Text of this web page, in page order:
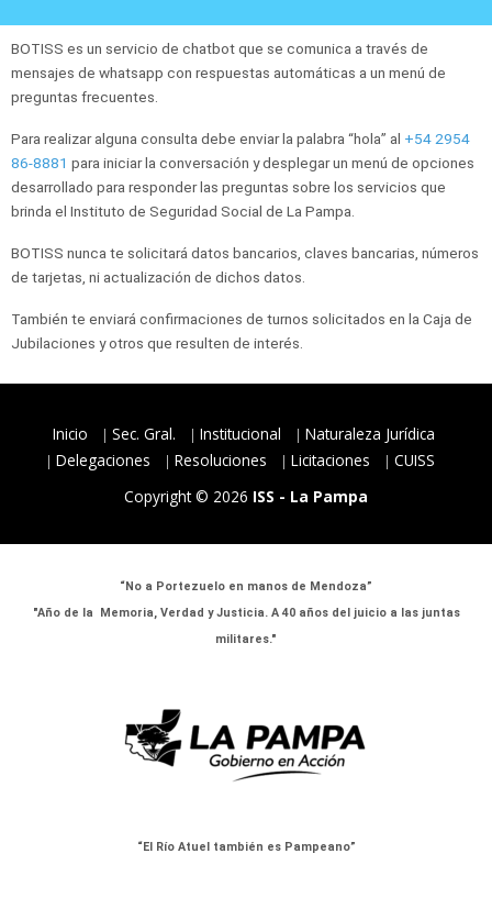
BOTISS es un servicio de chatbot que se comunica a través de
mensajes de whatsapp con respuestas automáticas a un menú de
preguntas frecuentes.
Para realizar alguna consulta debe enviar la palabra “hola” al +54 2954
86-8881 para iniciar la conversación y desplegar un menú de opciones
desarrollado para responder las preguntas sobre los servicios que
brinda el Instituto de Seguridad Social de La Pampa.
BOTISS nunca te solicitará datos bancarios, claves bancarias, números
de tarjetas, ni actualización de dichos datos.
También te enviará confirmaciones de turnos solicitados en la Caja de
Jubilaciones y otros que resulten de interés.
Inicio Sec. Gral. Institucional
Naturaleza Jurídica
Delegaciones
Resoluciones Licitaciones
CUISS
Copyright © 2026 ISS - La Pampa
“No a Portezuelo en manos de Mendoza”
"Año de la Memoria, Verdad y Justicia. A 40 años del juicio a las juntas
militares."
“El Río Atuel también es Pampeano”